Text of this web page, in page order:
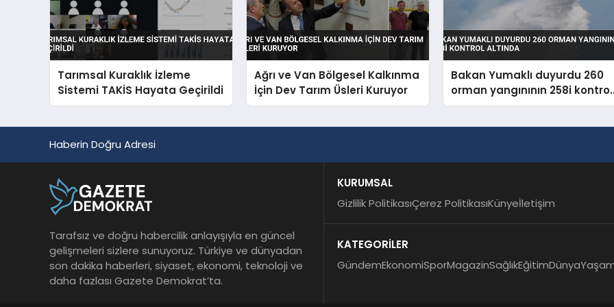
Tarımsal Kuraklık İzleme
Sistemi TAKİS Hayata Geçirildi
Ağrı ve Van Bölgesel Kalkınma
İçin Dev Tarım Üsleri Kuruyor
Bakan Yumaklı duyurdu 260
orman yangınının 258i kontrol
altında
Haberin Doğru Adresi
Tarafsız ve doğru habercilik anlayışıyla en güncel
gelişmeleri sizlere sunuyoruz. Türkiye ve dünyadan
son dakika haberleri, siyaset, ekonomi, teknoloji ve
daha fazlası Gazete Demokrat’ta.
KURUMSAL
Gizlilik PolitikasıÇerez PolitikasıKünyeİletişim
KATEGORİLER
GündemEkonomiSporMagazinSağlıkEğitimDünya